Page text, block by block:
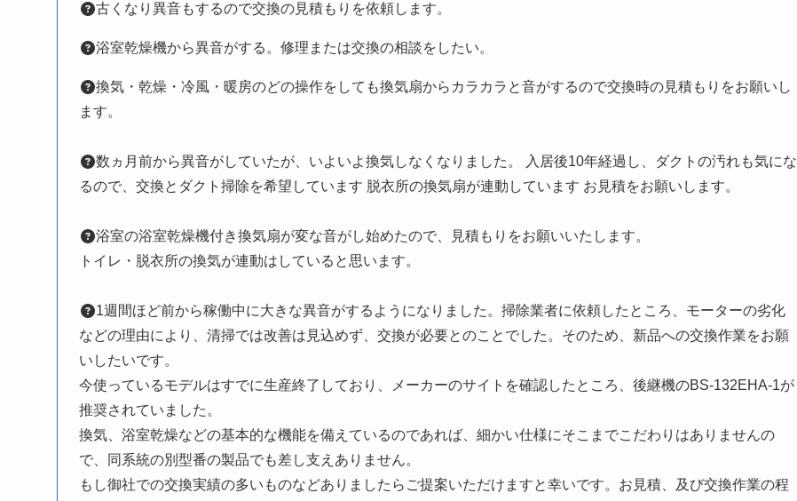
古くなり異音もするので交換の見積もりを依頼します。
浴室乾燥機から異音がする。修理または交換の相談をしたい。
換気・乾燥・冷風・暖房のどの操作をしても換気扇からカラカラと音がするので交換時の見積もりをお願いし
ます。
数ヵ月前から異音がしていたが、いよいよ換気しなくなりました。 入居後10年経過し、ダクトの汚れも気にな
るので、交換とダクト掃除を希望しています 脱衣所の換気扇が連動しています お見積をお願いします。
浴室の浴室乾燥機付き換気扇が変な音がし始めたので、見積もりをお願いいたします。
トイレ・脱衣所の換気が連動はしていると思います。
1週間ほど前から稼働中に大きな異音がするようになりました。掃除業者に依頼したところ、モーターの劣化
などの理由により、清掃では改善は見込めず、交換が必要とのことでした。そのため、新品への交換作業をお願
いしたいです。
今使っているモデルはすでに生産終了しており、メーカーのサイトを確認したところ、後継機のBS-132EHA-1が
推奨されていました。
換気、浴室乾燥などの基本的な機能を備えているのであれば、細かい仕様にそこまでこだわりはありませんの
で、同系統の別型番の製品でも差し支えありません。
もし御社での交換実績の多いものなどありましたらご提案いただけますと幸いです。お見積、及び交換作業の程